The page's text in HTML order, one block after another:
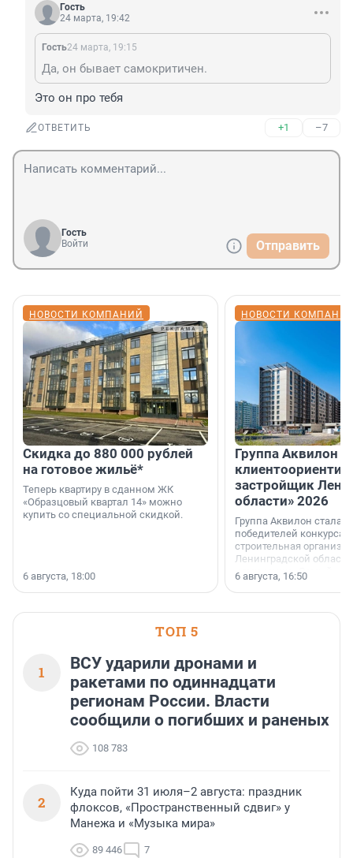
Гость
24 марта, 19:42
Гость24 марта, 19:15
Да, он бывает самокритичен.
Это он про тебя
ОТВЕТИТЬ +1 –7
Гость
Войти
Отправить
НОВОСТИ КОМПАНИЙ
Скидка до 880 000 рублей
на готовое жильё*
Теперь квартиру в сданном ЖК
«Образцовый квартал 14» можно
купить со специальной скидкой.
6 августа, 18:00
НОВОСТИ
Группа Аквилон
застройщик
области» 2026
Группа Аквилон стала
победителей конкурса
строительная
Ленинградской области
номинации «Самый
застройщик
области».
6 августа, 16:50
ТОП 5
1
ВСУ ударили дронами и
ракетами по одиннадцати
регионам России. Власти
сообщили о погибших и раненых
108 783
2
Куда пойти 31 июля–2 августа: праздник
флоксов, «Пространственный сдвиг» у
Манежа и «Музыка мира»
89 446 7